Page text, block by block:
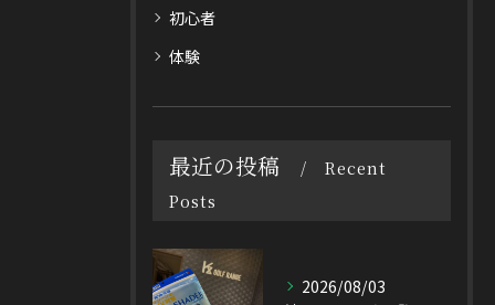
初心者
体験
最近の投稿
Recent
Posts
2026/08/03